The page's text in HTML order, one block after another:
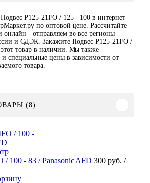
Р125-21FO / 125 - 100 в интернет-
по оптовой цене. Рассчитайте
онлайн - отправляем во все регионы
и СДЭК. Закажите Подвес Р125-21FO /
товар в наличии. Мы также
и специальные цены в зависимости от
товара.
(8)
/ 100 - 83 / Panasonic AFD 300 руб. /